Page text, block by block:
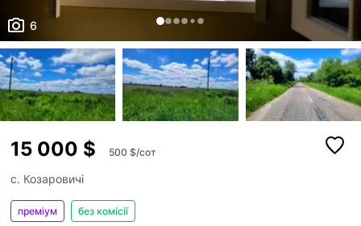
6
15 000 $ 500 $/сот
с. Козаровичі
преміум без комісії